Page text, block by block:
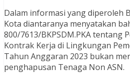
Dalam informasi yang diperoleh
Kota diantaranya menyatakan
800/7613/BKPSDM.PKA tentang
Kontrak Kerja di Lingkungan
Tahun Anggaran 2023 bukan
penghapusan Tenaga Non ASN.